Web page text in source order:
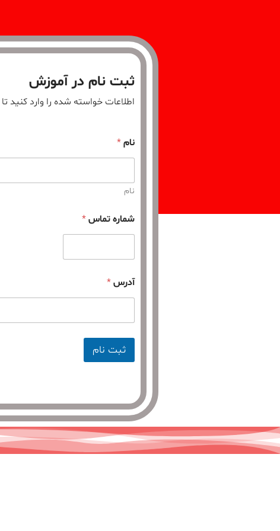
ثبت نام در آموزش
اطلاعات خواسته شده را وارد کنید
نام*
نام
شماره تماس*
آدرس*
ثبت نام